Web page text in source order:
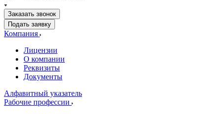
Заказать звонок
Подать заявку
Компания
Лицензии
О компании
Реквизиты
Документы
Алфавитный указатель
Рабочие профессии